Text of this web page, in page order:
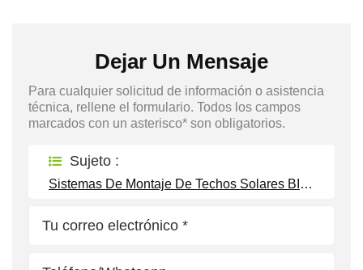
Dejar Un Mensaje
Para cualquier solicitud de información o asistencia
técnica, rellene el formulario. Todos los campos
marcados con un asterisco* son obligatorios.
Sujeto :
Sistemas De Montaje De Techos Solares BIPV